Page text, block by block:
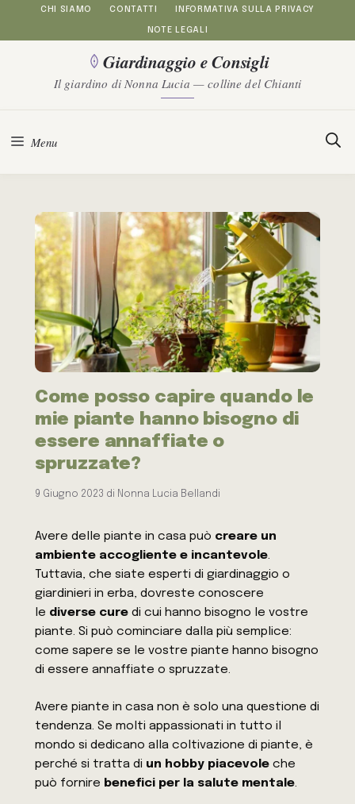
al
contenuto
CHI SIAMO CONTATTI INFORMATIVA SULLA PRIVACY
NOTE LEGALI
Giardinaggio e Consigli
Il giardino di Nonna Lucia — colline del Chianti
Menu
Come posso capire quando le
mie piante hanno bisogno di
essere annaffiate o
spruzzate?
9 Giugno 2023 di Nonna Lucia Bellandi
Avere delle piante in casa può creare un
ambiente accogliente e incantevole.
Tuttavia, che siate esperti di giardinaggio o
giardinieri in erba, dovreste conoscere
le diverse cure di cui hanno bisogno le vostre
piante. Si può cominciare dalla più semplice:
come sapere se le vostrepiante hanno bisogno
di essere annaffiate o spruzzate.
Avere piante in casa non è solo una questione di
tendenza. Se molti appassionati in tutto il
mondo si dedicano alla coltivazione di piante, è
perché si tratta di un hobby piacevole che
può fornire benefici per la salute mentale.